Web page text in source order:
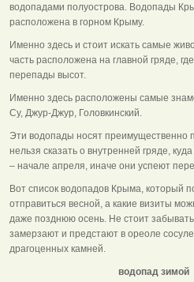
водопадами полуострова. Водопады
расположена в горном Крыму.
Именно здесь и стоит искать самые
часть расположена на главной гряде,
перепады высот.
Именно здесь расположены самые
Су, Джур-Джур, Головкинский.
Эти водопады носят преимущественно
нельзя сказать о внутренней гряде,
– начале апреля, иначе они успеют
Вот список водопадов Крыма, который
отправиться весной, а какие визиты
даже позднюю осень. Не стоит
замерзают и предстают в ореоле
драгоценных камней.
водопад